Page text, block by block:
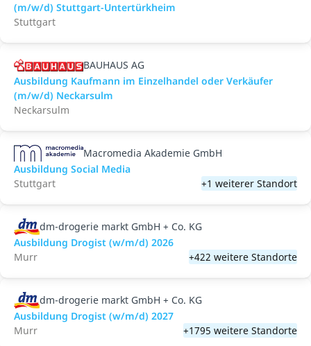
(m/w/d) Stuttgart-Untertürkheim
Stuttgart
BAUHAUS AG
Ausbildung Kaufmann im Einzelhandel oder Verkäufer
(m/w/d) Neckarsulm
Neckarsulm
Macromedia Akademie GmbH
Ausbildung Social Media
Stuttgart
+1 weiterer Standort
dm-drogerie markt GmbH + Co. KG
Ausbildung Drogist (w/m/d) 2026
Murr
+422 weitere Standorte
dm-drogerie markt GmbH + Co. KG
Ausbildung Drogist (w/m/d) 2027
Murr
+1795 weitere Standorte